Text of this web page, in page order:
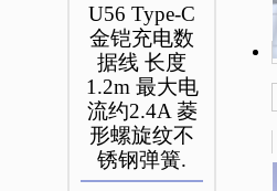
U56 Type-C
金铠充电数
据线 长度
1.2m 最大电
流约2.4A 菱
形螺旋纹不
锈钢弹簧.